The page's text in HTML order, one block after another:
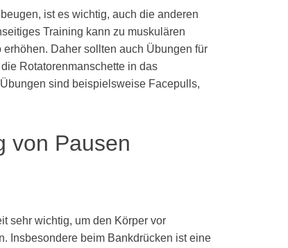
ist es wichtig, auch die anderen
Training kann zu muskulären
Daher sollten auch Übungen für
Rotatorenmanschette in das
sind beispielsweise Facepulls,
von Pausen
sehr wichtig, um den Körper vor
Insbesondere beim Bankdrücken ist eine